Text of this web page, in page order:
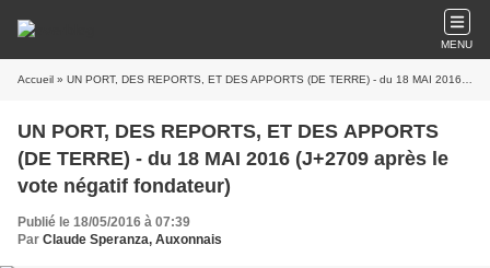
MENU
Accueil » UN PORT, DES REPORTS, ET DES APPORTS (DE TERRE) - du 18 MAI 2016 (J+2709 après le vote négatif fondateur)
UN PORT, DES REPORTS, ET DES APPORTS
(DE TERRE) - du 18 MAI 2016 (J+2709 après le
vote négatif fondateur)
Publié le 18/05/2016 à 07:39
Par Claude Speranza, Auxonnais